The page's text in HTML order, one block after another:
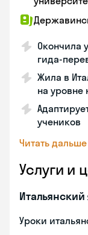
Окончила
гида-
Жила в
на уровне
учеников
Читать дальше
Услуги и
Уроки